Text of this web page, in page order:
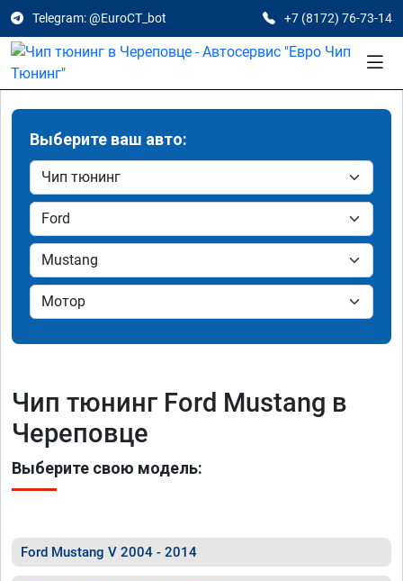
Telegram: @EuroCT_bot +7 (8172) 76-73-14
Выберите ваш авто:
Чип тюнинг Ford Mustang в
Череповце
Выберите свою модель:
Ford Mustang V 2004 - 2014